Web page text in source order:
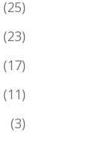
(25)
(23)
(17)
(11)
(3)